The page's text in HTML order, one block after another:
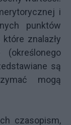
i
punktów
znalazły
są
mogą
czasopism,